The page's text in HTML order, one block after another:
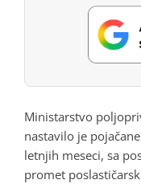
Ministarstvo
nastavilo je
letnjih meseci, sa
promet